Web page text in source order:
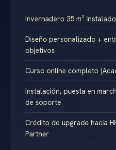
Invernadero 35 m²
Diseño personalizado +
objetivos
Curso online completo
Instalación, puesta en
de soporte
Crédito de upgrade hacia
Partner